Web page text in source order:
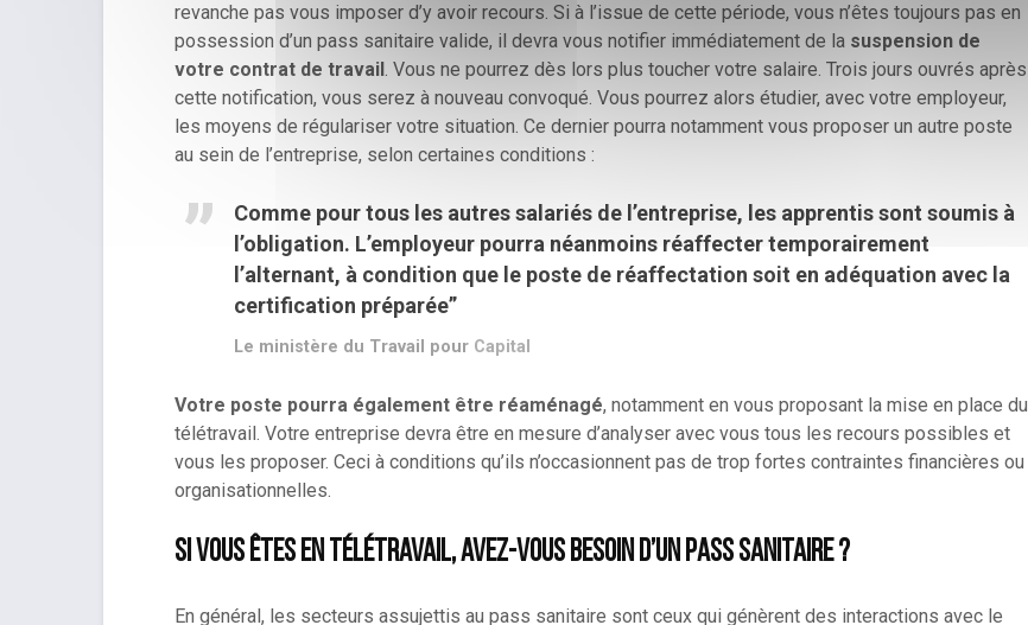
revanche pas vous imposer d’y avoir recours. Si à l’issue de cette période, vous n’êtes toujours pas en
possession d’un pass sanitaire valide, il devra vous notifier immédiatement de la suspension de
votre contrat de travail . Vous ne pourrez dès lors plus toucher votre salaire. Trois jours ouvrés après
cette notification, vous serez à nouveau convoqué. Vous pourrez alors étudier, avec votre employeur,
les moyens de régulariser votre situation. Ce dernier pourra notamment vous proposer un autre poste
au sein de l’entreprise, selon certaines conditions :
Comme pour tous les autres salariés de l’entreprise, les apprentis sont soumis à
l’obligation. L’employeur pourra néanmoins réaffecter temporairement
l’alternant, à condition que le poste de réaffectation soit en adéquation avec la
certification préparée”
Le ministère du Travail pour Capital
Votre poste pourra également être réaménagé, notamment en vous proposant la mise en place du
télétravail. Votre entreprise devra être en mesure d’analyser avec vous tous les recours possibles et
vous les proposer. Ceci à conditions qu’ils n’occasionnent pas de trop fortes contraintes financières ou
organisationnelles.
Si vous êtes en télétravail, avez-vous besoin d’un pass sanitaire ?
En général, les secteurs assujettis au pass sanitaire sont ceux qui génèrent des interactions avec le